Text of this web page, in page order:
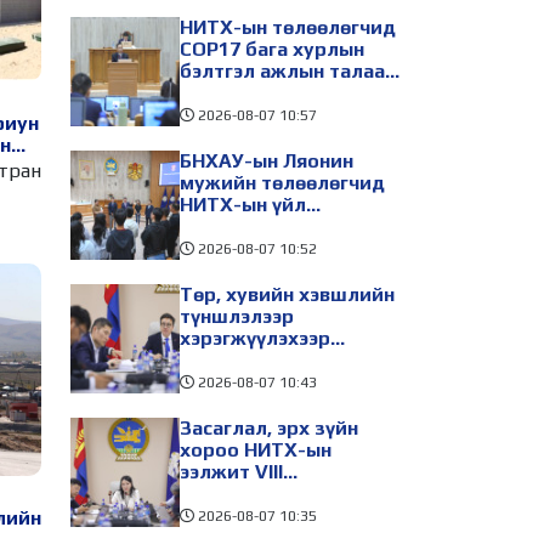
НИТХ-ын төлөөлөгчид
COP17 бага хурлын
бэлтгэл ажлын талаар
2026-08-07 10:57
БНХАУ-ын Ляонин
мужийн төлөөлөгчид
НИТХ-ын үйл
танилцлаа
2026-08-07 10:52
Төр, хувийн хэвшлийн
түншлэлээр
хэрэгжүүлэхээр
төслийг танилцуулав
2026-08-07 10:43
Засаглал, эрх зүйн
хороо НИТХ-ын
ээлжит VIII
хэлэлцэх асуудлуудыг
2026-08-07 10:35